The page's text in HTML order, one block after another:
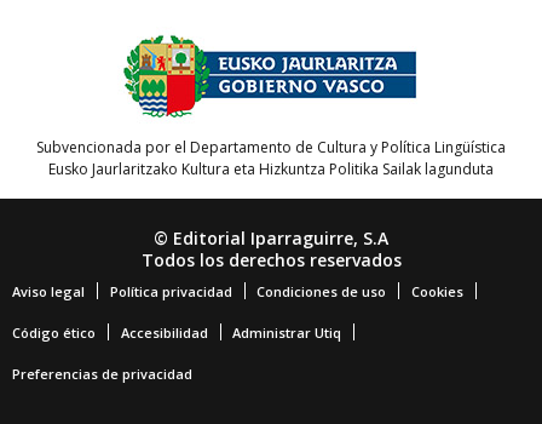
Subvencionada por el Departamento de Cultura y Política Lingüística
Eusko Jaurlaritzako Kultura eta Hizkuntza Politika Sailak lagunduta
© Editorial Iparraguirre, S.A
Todos los derechos reservados
Aviso legal Política privacidad Condiciones de uso Cookies
Código ético Accesibilidad Administrar Utiq
Preferencias de privacidad